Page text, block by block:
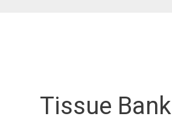
Tissue Bank